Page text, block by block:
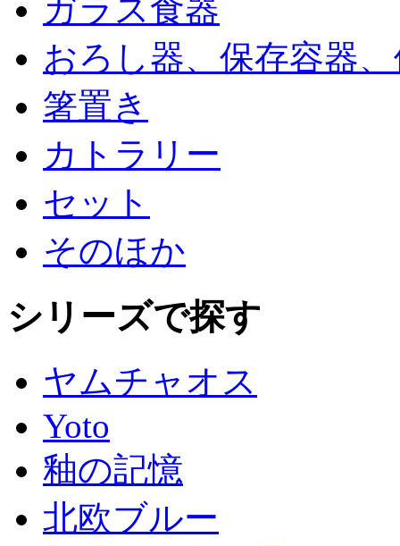
ガラス食器
おろし器、保存容器
箸置き
カトラリー
セット
そのほか
シリーズで探す
ヤムチャオス
Yoto
釉の記憶
北欧ブルー